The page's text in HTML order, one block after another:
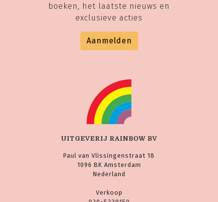
boeken, het laatste nieuws en
exclusieve acties
Aanmelden
UITGEVERIJ RAINBOW BV
Paul van Vlissingenstraat 18
1096 BK Amsterdam
Nederland
Verkoop